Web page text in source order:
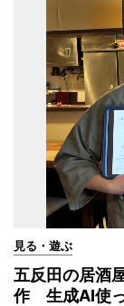
見る・遊ぶ
五反田の居酒
作 生成AI使